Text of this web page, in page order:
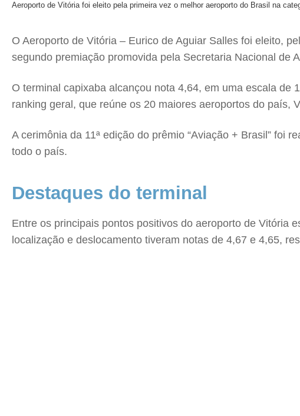
Aeroporto de Vitória foi eleito pela primeira vez o melhor aeroporto do Brasil na
O Aeroporto de Vitória – Eurico de Aguiar Salles foi eleito,
segundo premiação promovida pela Secretaria Nacional de
O terminal capixaba alcançou nota 4,64, em uma escala
ranking geral, que reúne os 20 maiores aeroportos do país,
A cerimônia da 11ª edição do prêmio “Aviação + Brasil” foi
todo o país.
Destaques do terminal
Entre os principais pontos positivos do aeroporto de Vitória
localização e deslocamento tiveram notas de 4,67 e 4,65,